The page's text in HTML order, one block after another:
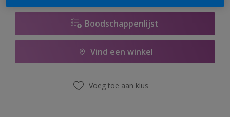
Boodschappenlijst
Vind een winkel
Voeg toe aan klus